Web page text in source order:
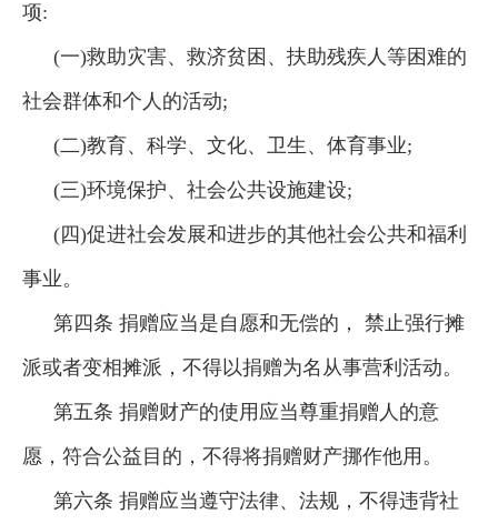
项:
(一)救助灾害、救济贫困、扶助残疾人等困难的
社会群体和个人的活动;
(二)教育、科学、文化、卫生、体育事业;
(三)环境保护、社会公共设施建设;
(四)促进社会发展和进步的其他社会公共和福利
事业。
第四条 捐赠应当是自愿和无偿的， 禁止强行摊
派或者变相摊派，不得以捐赠为名从事营利活动。
第五条 捐赠财产的使用应当尊重捐赠人的意
愿，符合公益目的，不得将捐赠财产挪作他用。
第六条 捐赠应当遵守法律、法规，不得违背社